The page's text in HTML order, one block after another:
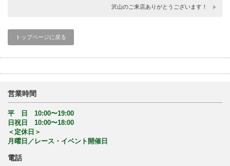
沢山のご来店ありがとうございます！
トップページに戻る
営業時間
平 日 10:00〜19:00
日祝日 10:00〜18:00
＜定休日＞
月曜日／レース・イベント開催日
電話